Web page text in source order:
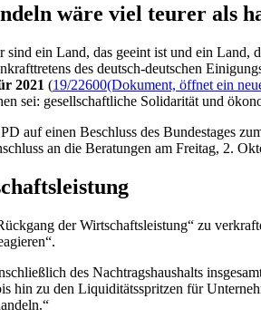
wäre viel teurer als
ein Land, das geeint ist und ein Land,
des deutsch-deutschen
2021 (19/22600(Dokument, öffnet ein
sei: gesellschaftliche Solidarität und
auf einen Beschluss des Bundestages
an die Beratungen am Freitag, 2.
der Wirtschaftsleistung“ zu
des Nachtragshaushalts
hin zu den Liquiditätsspritzen für